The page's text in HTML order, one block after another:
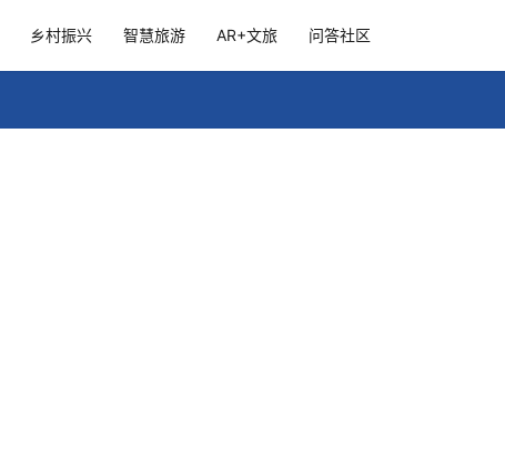
乡村振兴 智慧旅游 AR+文旅 问答社区